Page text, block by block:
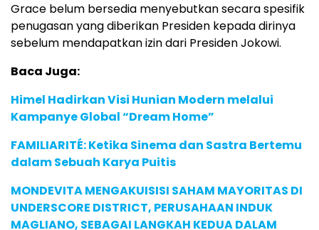
Grace belum bersedia menyebutkan secara spesifik
penugasan yang diberikan Presiden kepada dirinya
sebelum mendapatkan izin dari Presiden Jokowi.
Baca Juga:
Himel Hadirkan Visi Hunian Modern melalui
Kampanye Global “Dream Home”
FAMILIARITÉ: Ketika Sinema dan Sastra Bertemu
dalam Sebuah Karya Puitis
MONDEVITA MENGAKUISISI SAHAM MAYORITAS DI
UNDERSCORE DISTRICT, PERUSAHAAN INDUK
MAGLIANO, SEBAGAI LANGKAH KEDUA DALAM